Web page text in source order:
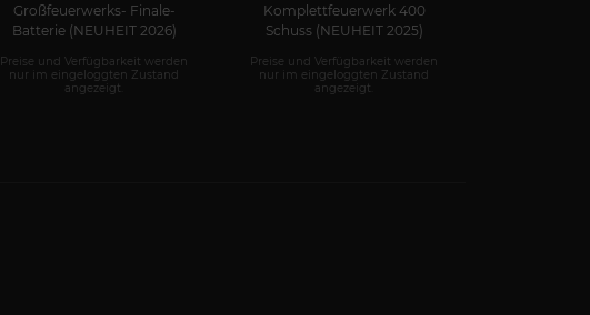
Großfeuerwerks- Finale-
Batterie (NEUHEIT 2026)
Preise und Verfügbarkeit werden
nur im eingeloggten Zustand
angezeigt.
Komplettfeuerwerk 400
Schuss (NEUHEIT 2025)
Preise und Verfügbarkeit werden
nur im eingeloggten Zustand
angezeigt.